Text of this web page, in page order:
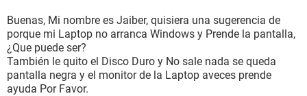
Buenas, Mi nombre es Jaiber, quisiera una sugerencia de
porque mi Laptop no arranca Windows y Prende la pantalla,
¿Que puede ser?
También le quito el Disco Duro y No sale nada se queda
pantalla negra y el monitor de la Laptop aveces prende
ayuda Por Favor.